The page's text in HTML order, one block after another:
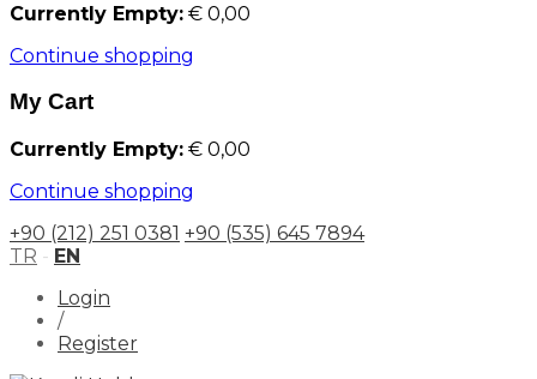
Currently Empty: € 0,00
Continue shopping
My Cart
Currently Empty: € 0,00
Continue shopping
+90 (212) 251 0381 +90 (535) 645 7894
TR - EN
Login
/
Register